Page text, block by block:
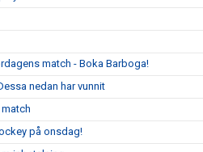
match - Boka Barboga!
nedan har vunnit
på onsdag!